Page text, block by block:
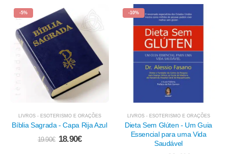
-10%
LIVROS - ESOTERISMO E ORAÇÕES
Dieta Sem Glúten - Um Guia
Essencial para uma Vida
Saudável
-10%
LIVROS - ESOTERISMO E ORAÇÕES
Magia Divina das Sete Ervas
Sagradas, A
25.11